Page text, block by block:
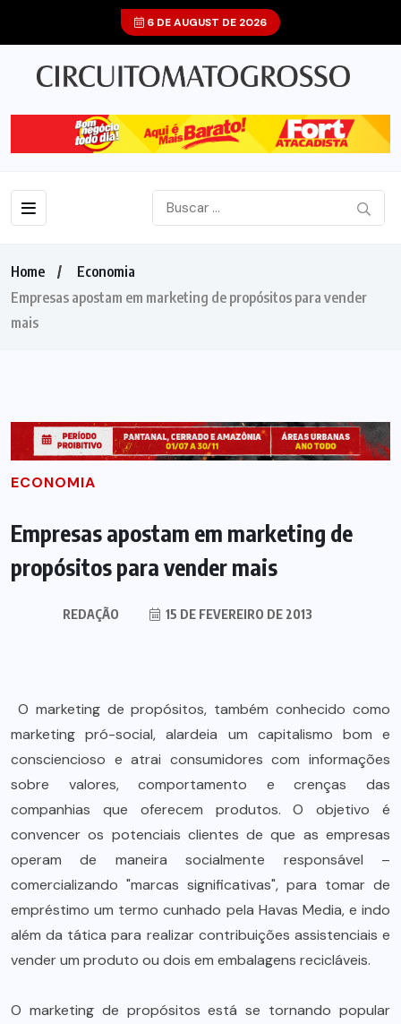
6 DE AUGUST DE 2026
Home
Economia
Empresas apostam em marketing de propósitos para vender
mais
ECONOMIA
Empresas apostam em marketing de
propósitos para vender mais
REDAÇÃO 15 DE FEVEREIRO DE 2013
O marketing de propósitos, também conhecido como
marketing pró-social, alardeia um capitalismo bom e
consciencioso e atrai consumidores com informações
sobre valores, comportamento e crenças das
companhias que oferecem produtos. O objetivo é
convencer os potenciais clientes de que as empresas
operam de maneira socialmente responsável –
comercializando "marcas significativas", para tomar de
empréstimo um termo cunhado pela Havas Media, e indo
além da tática para realizar contribuições assistenciais e
vender um produto ou dois em embalagens recicláveis.
O marketing de propósitos está se tornando popular